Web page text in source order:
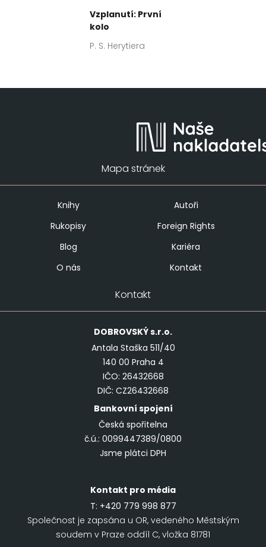
Vzplanutí: První
kolo
P. S. Herytiera
Mapa stránek
Knihy
Autoři
Rukopisy
Foreign Rights
Blog
Kariéra
O nás
Kontakt
Kontakt
DOBROVSKÝs.r.o.
Antala Staška 511/40
140 00 Praha 4
IČO: 26432668
DIČ: CZ26432668
Bankovní spojení
Česká spořitelna
č.ú.: 0099447389/0800
Jsme plátci DPH
Kontakt pro média
T: +420 779 998 877
Společnost je zapsána u OR, vedeného Městským
soudem v Praze oddíl C, vložka 81781